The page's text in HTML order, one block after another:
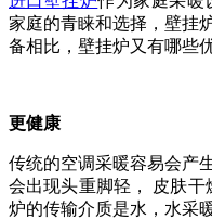
家庭的青睐和选择，壁挂
备相比，壁挂炉又有哪些
更健康
传统的空调采暖容易会产
会出现头重脚轻，
皮肤干
炉的传输介质是水，水采